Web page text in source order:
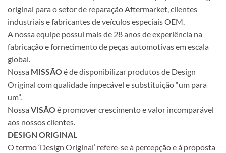
original para o setor de reparação Aftermarket, clientes
industriais e fabricantes de veículos especiais OEM.
A nossa equipe possui mais de 28 anos de experiência na
fabricação e fornecimento de peças automotivas em escala
global.
Nossa MISSÃOé de disponibilizar produtos de Design
Original com qualidade impecável e substituição “um para
um”.
Nossa VISÃOé promover crescimento e valor incomparável
aos nossos clientes.
DESIGN ORIGINAL
O termo ‘Design Original’ refere-se à percepção e à proposta